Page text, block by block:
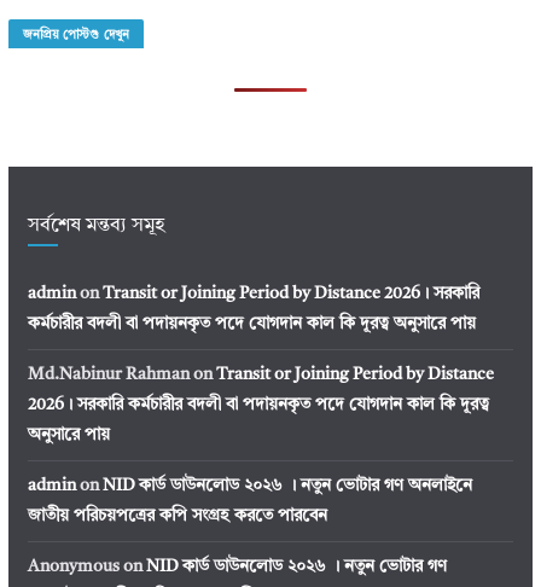
জনপ্রিয় পোস্টগু দেখুন
সর্বশেষ মন্তব্য সমূহ
adminonTransit or Joining Period by Distance 2026। সরকারি
কর্মচারীর বদলী বা পদায়নকৃত পদে যোগদান কাল কি দূরত্ব অনুসারে পায়
Md.Nabinur RahmanonTransit or Joining Period by Distance
2026। সরকারি কর্মচারীর বদলী বা পদায়নকৃত পদে যোগদান কাল কি দূরত্ব
অনুসারে পায়
adminonNID কার্ড ডাউনলোড ২০২৬ । নতুন ভোটার গণ অনলাইনে
জাতীয় পরিচয়পত্রের কপি সংগ্রহ করতে পারবেন
AnonymousonNID কার্ড ডাউনলোড ২০২৬ । নতুন ভোটার গণ